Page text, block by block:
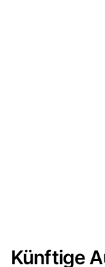
Künftige